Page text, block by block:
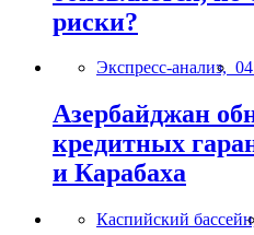
риски?
Экспресс-анализ,
Азербайджан
кредитных
и Карабаха
Каспийский